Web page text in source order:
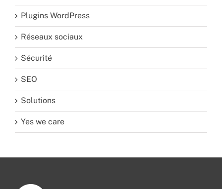
Plugins WordPress
Réseaux sociaux
Sécurité
SEO
Solutions
Yes we care